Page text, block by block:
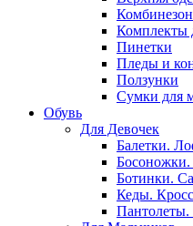
Комплекты
Пинетки
Пледы и
Ползунки
Сумки для
Обувь
Для Девочек
Балетки.
Ботинки.
Кеды.